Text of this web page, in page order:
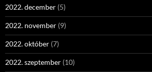
2022. december (5)
2022. november (9)
2022. október (7)
2022. szeptember (10)